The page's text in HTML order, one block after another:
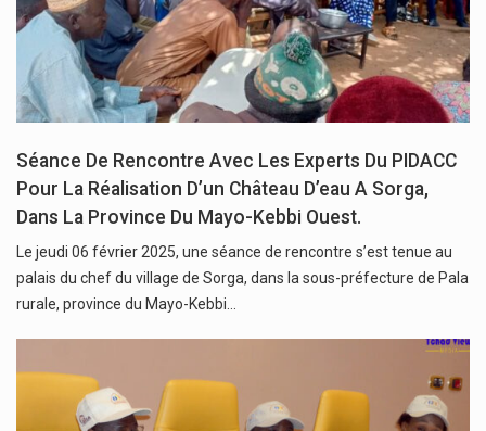
Séance De Rencontre Avec Les Experts Du PIDACC
Pour La Réalisation D’un Château D’eau A Sorga,
Dans La Province Du Mayo-Kebbi Ouest.
Le jeudi 06 février 2025, une séance de rencontre s’est tenue au
palais du chef du village de Sorga, dans la sous-préfecture de Pala
rurale, province du Mayo-Kebbi…